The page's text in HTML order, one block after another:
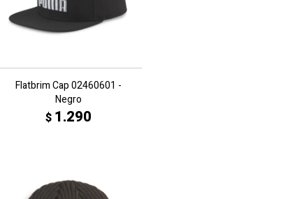
Flatbrim Cap 02460601 -
Negro
$ 1.290